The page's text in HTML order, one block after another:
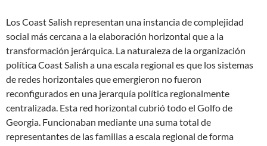
Los Coast Salish representan una instancia de complejidad
social más cercana a la elaboración horizontal que a la
transformación jerárquica. La naturaleza de la organización
política Coast Salish a una escala regional es que los sistemas
de redes horizontales que emergieron no fueron
reconfigurados en una jerarquía política regionalmente
centralizada. Esta red horizontal cubrió todo el Golfo de
Georgia. Funcionaban mediante una suma total de
representantes de las familias a escala regional de forma